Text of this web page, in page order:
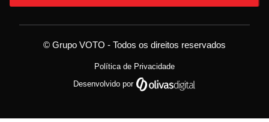
© Grupo VOTO - Todos os direitos reservados
Política de Privacidade
Desenvolvido por